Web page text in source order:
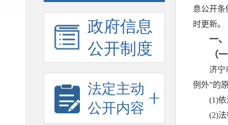
政府信息
公开制度
法定主动
公开内容